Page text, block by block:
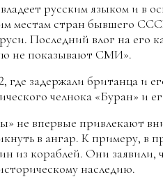
русским языком и в
местам стран бывшего
Последний влог на его
не показывают СМИ».
где задержали британца и
челнока «Буран» и
не впервые привлекают
в ангар. К примеру, в
из кораблей. Они заявили,
наследию.